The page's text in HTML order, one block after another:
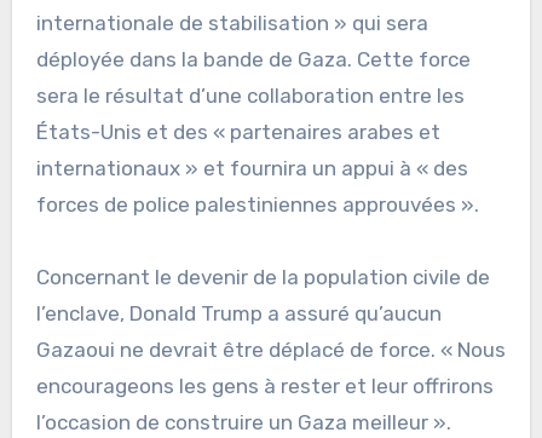
internationale de stabilisation » qui sera
déployée dans la bande de Gaza. Cette force
sera le résultat d’une collaboration entre les
États-Unis et des « partenaires arabes et
internationaux » et fournira un appui à « des
forces de police palestiniennes approuvées ».
Concernant le devenir de la population civile de
l’enclave, Donald Trump a assuré qu’aucun
Gazaoui ne devrait être déplacé de force. « Nous
encourageons les gens à rester et leur offrirons
l’occasion de construire un Gaza meilleur ».